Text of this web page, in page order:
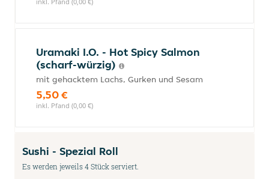
Uramaki I.O. - Hot Spicy Salmon
(scharf-würzig)
mit gehacktem Lachs, Gurken und Sesam
5,50 €
inkl. Pfand (0,00 €)
Sushi - Spezial Roll
Es werden jeweils 4 Stück serviert.